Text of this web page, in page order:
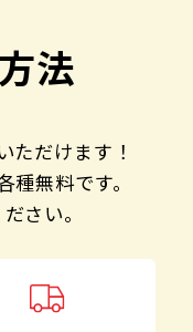
法
ただけます！
無料です。
さい。